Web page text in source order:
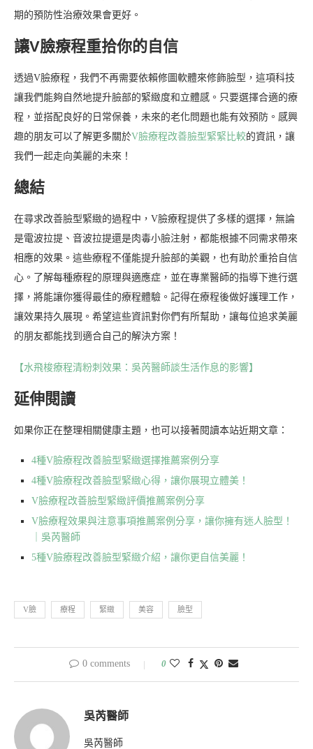
期的預防性治療效果會更好。
讓V臉療程重拾你的自信
透過V臉療程，我們不再需要依賴修圖軟體來修飾臉型，這項科技
讓我們能夠自然地提升臉部的緊緻度和立體感。只要選擇合適的療
程，並搭配良好的日常保養，未來的老化問題也能有效預防。感興
趣的朋友可以了解更多關於V臉療程改善臉型緊緊比較的資訊，讓
我們一起走向美麗的未來！
總結
在尋求改善臉型緊緻的過程中，V臉療程提供了多樣的選擇，無論
是電波拉提、音波拉提還是肉毒小臉注射，都能根據不同需求帶來
相應的效果。這些療程不僅能提升臉部的美觀，也有助於重拾自信
心。了解每種療程的原理與適應症，並在專業醫師的指導下進行選
擇，將能讓你獲得最佳的療程體驗。記得在療程後做好護理工作，
讓效果持久展現。希望這些資訊對你們有所幫助，讓每位追求美麗
的朋友都能找到適合自己的解決方案！
【水飛梭療程清粉刺效果：吳芮醫師談生活作息的影響】
延伸閱讀
如果你正在整理相關健康主題，也可以接著閱讀本站近期文章：
4種V臉療程改善臉型緊緻選擇推薦案例分享
4種V臉療程改善臉型緊緻心得，讓你展現立體美！
V臉療程改善臉型緊緻評價推薦案例分享
V臉療程效果與注意事項推薦案例分享，讓你擁有迷人臉型！
｜吳芮醫師
5種V臉療程改善臉型緊緻介紹，讓你更自信美麗！
V臉 療程 緊緻 美容 臉型
0 comments 0
吳芮醫師
吳芮醫師